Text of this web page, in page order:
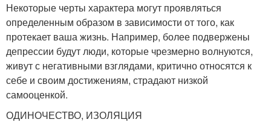
Некоторые черты характера могут проявляться
определенным образом в зависимости от того, как
протекает ваша жизнь. Например, более подвержены
депрессии будут люди, которые чрезмерно волнуются,
живут с негативными взглядами, критично относятся к
себе и своим достижениям, страдают низкой
самооценкой.
ОДИНОЧЕСТВО, ИЗОЛЯЦИЯ